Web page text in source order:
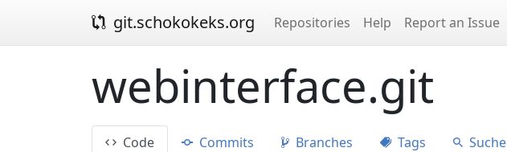
git.schokokeks.org Repositories Help Report an Issue
webinterface.git
Code Commits Branches Tags Suche